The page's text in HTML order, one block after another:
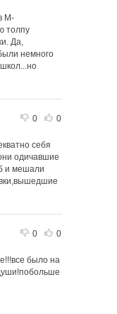
М-
толпу
Да,
немного
0 0
себя
одичавшие
и мешали
0 0
было на